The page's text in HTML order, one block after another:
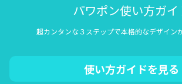
パワポン使い方ガイ
超カンタンな３ステップで本格的なデザイン
使い方ガイドを見る